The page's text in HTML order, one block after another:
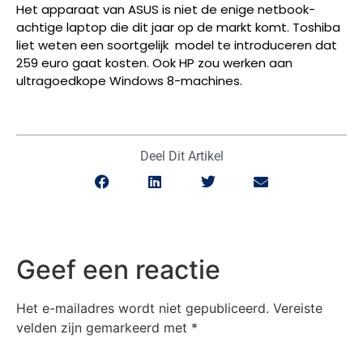
Het apparaat van ASUS is niet de enige netbook-
achtige laptop die dit jaar op de markt komt. Toshiba
liet weten een soortgelijk model te introduceren dat
259 euro gaat kosten. Ook HP zou werken aan
ultragoedkope Windows 8-machines.
Deel Dit Artikel
Geef een reactie
Het e-mailadres wordt niet gepubliceerd. Vereiste
velden zijn gemarkeerd met *